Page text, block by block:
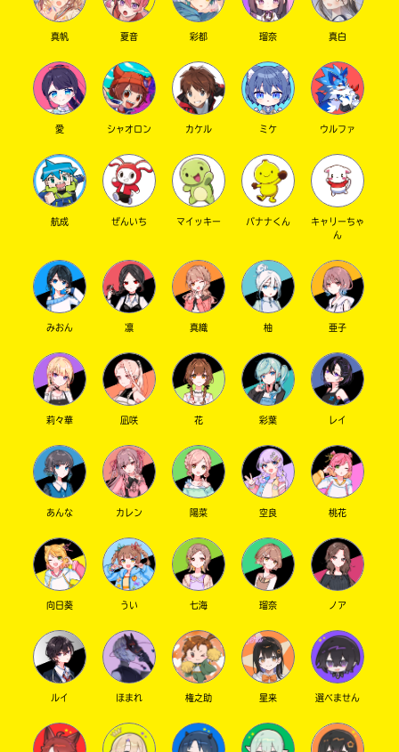
真帆 夏音 彩都 瑠奈 真白
愛 シャオロン カケル ミケ ウルファ
航成 ぜんいち マイッキー バナナくん
キャリーちゃ
ん
みおん 凛 真織 柚 亜子
莉々華 凪咲 花 彩葉 レイ
あんな カレン 陽菜 空良 桃花
向日葵 うい 七海 瑠奈 ノア
ルイ ほまれ 権之助 星来 選べません